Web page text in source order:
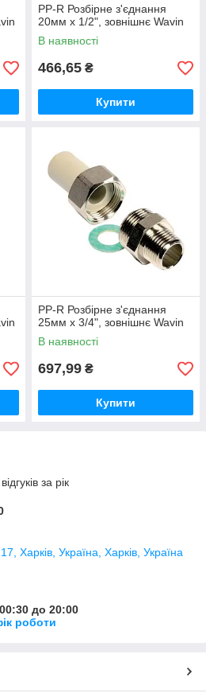
PP-R Розбірне з'єднання
20мм х 1/2", зовнішнє Wavin
В наявності
466,65 ₴
Купити
PP-R Розбірне з'єднання
25мм х 3/4", зовнішнє Wavin
В наявності
697,99 ₴
Купити
за рік
Харків, Україна, Харків, Україна
до 20:00
роботи